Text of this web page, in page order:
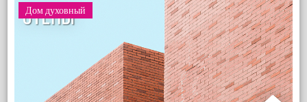
Дом духовный